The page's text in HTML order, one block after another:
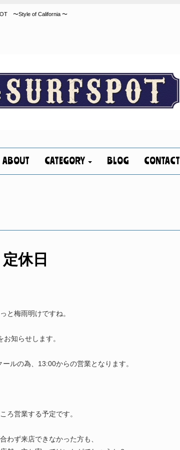
〜Style of California 〜
ABOUT CATEGORY BLOG CONTACT
休日
と梅雨明けですね。
知らせします。
ルの為、13:00からの営業となります。
ろ営業する予定です。
わず来店できなかった方も、